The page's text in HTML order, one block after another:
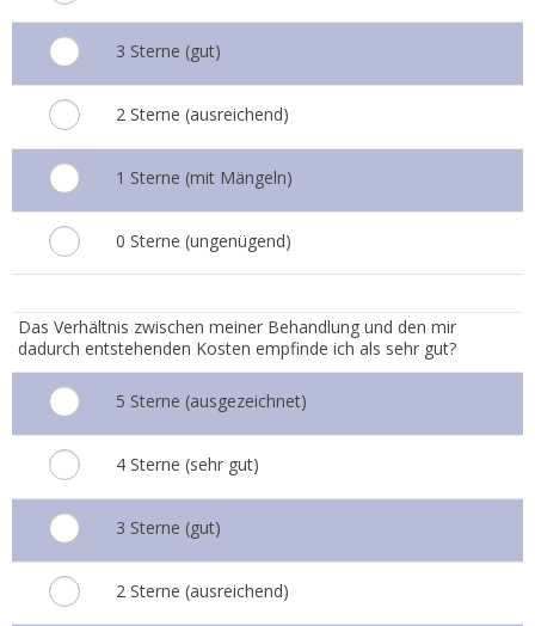
3 Sterne (gut)
2 Sterne (ausreichend)
1 Sterne (mit Mängeln)
0 Sterne (ungenügend)
Das Verhältnis zwischen meiner Behandlung und den mir
dadurch entstehenden Kosten empfinde ich als sehr gut?
5 Sterne (ausgezeichnet)
4 Sterne (sehr gut)
3 Sterne (gut)
2 Sterne (ausreichend)